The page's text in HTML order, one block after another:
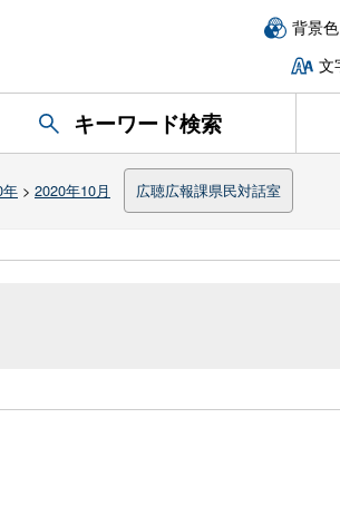
背景色
文
キーワード検索
年 > 2020年10月 広聴広報課県民対話室